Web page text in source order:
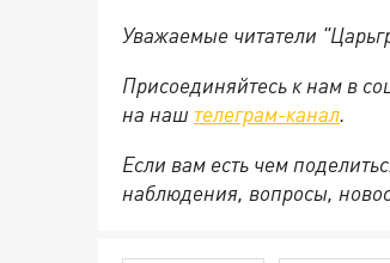
Уважаемые читатели
Присоединяйтесь к нам в
на наш телеграм-канал.
Если вам есть чем
наблюдения, вопросы,